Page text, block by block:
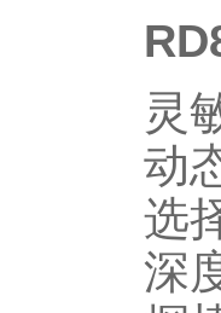
灵
动
选
深